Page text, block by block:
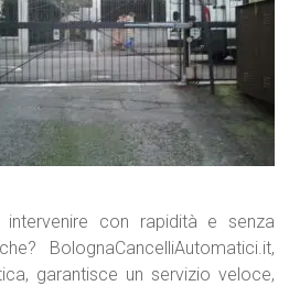
con rapidità e senza
BolognaCancelliAutomatici.it,
garantisce un servizio veloce,